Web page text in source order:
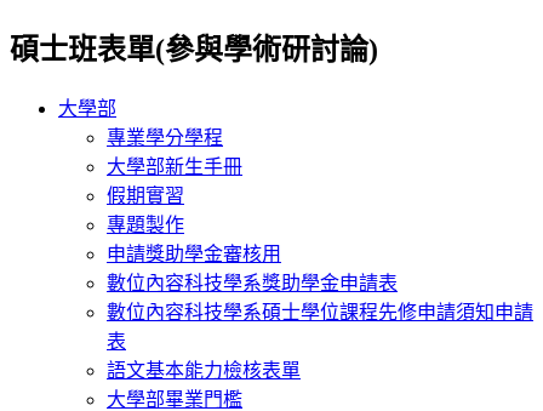
碩士班表單(參與學術研討論)
大學部
專業學分學程
大學部新生手冊
假期實習
專題製作
申請獎助學金審核用
數位內容科技學系獎助學金申請表
數位內容科技學系碩士學位課程先修申請須知申請
表
語文基本能力檢核表單
大學部畢業門檻